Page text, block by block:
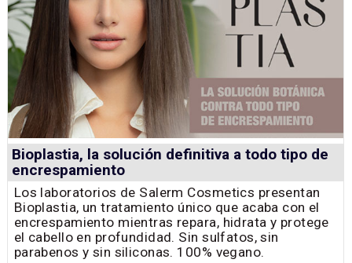
Bioplastia, la solución definitiva a todo tipo de
encrespamiento
Los laboratorios de Salerm Cosmetics presentan
Bioplastia, un tratamiento único que acaba con el
encrespamiento mientras repara, hidrata y protege
el cabello en profundidad. Sin sulfatos, sin
parabenos y sin siliconas. 100% vegano.